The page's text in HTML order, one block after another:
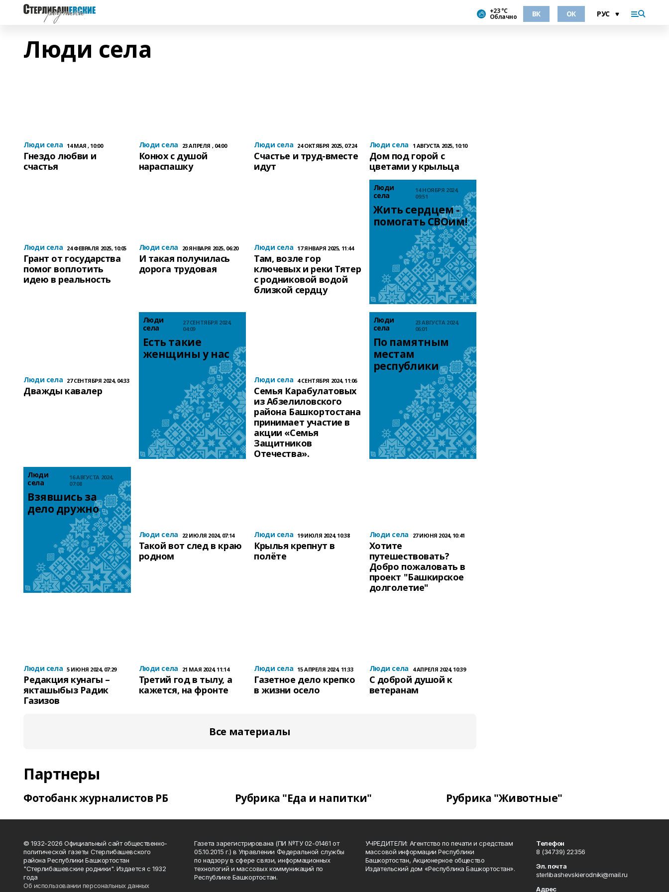
+23 °С
Облачно ВК ОК
Люди села
Люди села 14 МАЯ , 10:00
Гнездо любви и
счастья
Люди села 23 АПРЕЛЯ , 04:00
Конюх с душой
нараспашку
Люди села 24 ОКТЯБРЯ 2025, 07:24
Счастье и труд-вместе
идут
Люди села 1 АВГУСТА 2025, 10:10
Дом под горой с
цветами у крыльца
Люди села 24 ФЕВРАЛЯ 2025, 10:05
Грант от государства
помог воплотить
идею в реальность
Люди села 20 ЯНВАРЯ 2025, 06:20
И такая получилась
дорога трудовая
Люди села 17 ЯНВАРЯ 2025, 11:44
Там, возле гор
ключевых и реки Тятер
с родниковой водой
близкой сердцу
Люди
села
14 НОЯБРЯ 2024,
09:51
Жить сердцем -
помогать СВОим!
Люди села 27 СЕНТЯБРЯ 2024, 04:33
Дважды кавалер
Люди
села
27 СЕНТЯБРЯ 2024,
04:09
Есть такие
женщины у нас
Люди села 4 СЕНТЯБРЯ 2024, 11:06
Семья Карабулатовых
из Абзелиловского
района Башкортостана
принимает участие в
акции «Семья
Защитников
Отечества».
Люди
села
23 АВГУСТА 2024,
06:01
По памятным
местам
республики
Люди
села
16 АВГУСТА 2024,
07:08
Взявшись за
дело дружно
Люди села 22 ИЮЛЯ 2024, 07:14
Такой вот след в краю
родном
Люди села 19 ИЮЛЯ 2024, 10:38
Крылья крепнут в
полёте
Люди села 27 ИЮНЯ 2024, 10:41
Хотите
путешествовать?
Добро пожаловать в
проект "Башкирское
долголетие"
Люди села 5 ИЮНЯ 2024, 07:29
Редакция кунагы –
якташыбыз Радик
Газизов
Люди села 21 МАЯ 2024, 11:14
Третий год в тылу, а
кажется, на фронте
Люди села 15 АПРЕЛЯ 2024, 11:33
Газетное дело крепко
в жизни осело
Люди села 4 АПРЕЛЯ 2024, 10:39
С доброй душой к
ветеранам
Все материалы
Партнеры
Фотобанк журналистов РБ Рубрика "Еда и напитки" Рубрика "Животные"
© 1932-2026 Официальный сайт общественно-
политической газеты Стерлибашевского
района Республики Башкортостан
"Стерлибашевские родники". Издается с 1932
года
Об использовании персональных данных
Газета зарегистрирована (ПИ №ТУ 02-01461 от
05.10.2015 г.) в Управлении Федеральной службы
по надзору в сфере связи, информационных
технологий и массовых коммуникаций по
Республике Башкортостан.
УЧРЕДИТЕЛИ: Агентство по печати и средствам
массовой информации Республики
Башкортостан, Акционерное общество
Издательский дом «Республика Башкортостан».
Телефон
8 (34739) 22356
Эл. почта
sterlibashevskierodniki@mail.ru
Адрес